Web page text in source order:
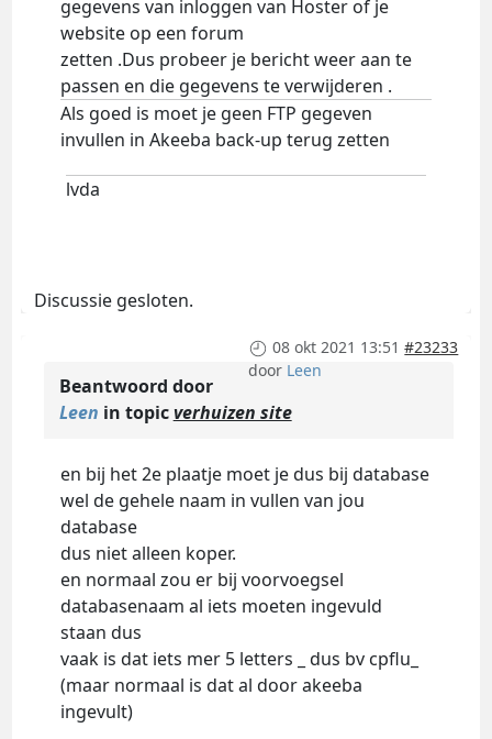
gegevens van inloggen van Hoster of je
website op een forum
zetten .Dus probeer je bericht weer aan te
passen en die gegevens te verwijderen .
Als goed is moet je geen FTP gegeven
invullen in Akeeba back-up terug zetten
lvda
Discussie gesloten.
08 okt 2021 13:51 #23233
door Leen
Beantwoord door
Leen in topicverhuizen site
en bij het 2e plaatje moet je dus bij database
wel de gehele naam in vullen van jou
database
dus niet alleen koper.
en normaal zou er bij voorvoegsel
databasenaam al iets moeten ingevuld
staan dus
vaak is dat iets mer 5 letters _ dus bv cpflu_
(maar normaal is dat al door akeeba
ingevult)